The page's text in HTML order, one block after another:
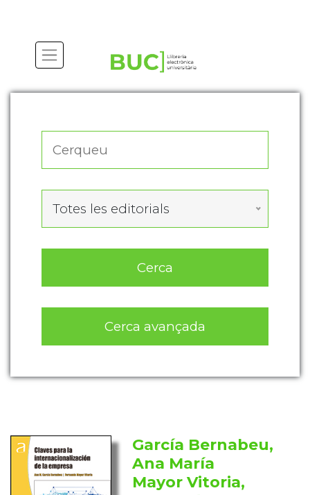
Totes les editorials
Cerca
Cerca avançada
García Bernabeu,
Ana María
Mayor Vitoria,